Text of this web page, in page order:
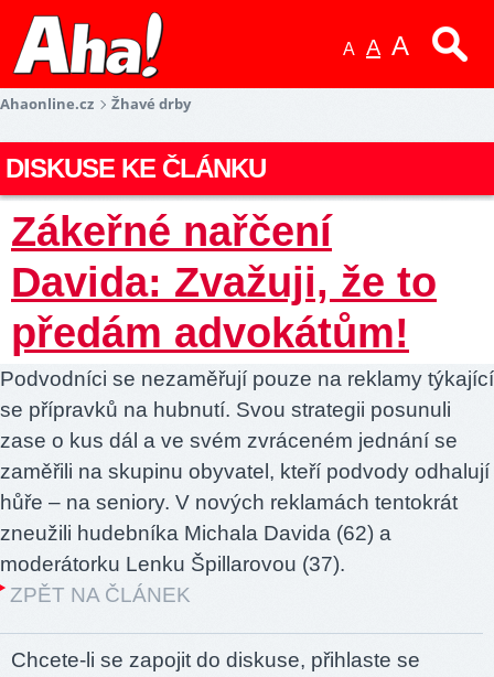
A A A
Ahaonline.cz Žhavé drby
DISKUSE KE ČLÁNKU
Zákeřné nařčení
Davida: Zvažuji, že to
předám advokátům!
Podvodníci se nezaměřují pouze na reklamy týkající
se přípravků na hubnutí. Svou strategii posunuli
zase o kus dál a ve svém zvráceném jednání se
zaměřili na skupinu obyvatel, kteří podvody odhalují
hůře – na seniory. V nových reklamách tentokrát
zneužili hudebníka Michala Davida (62) a
moderátorku Lenku Špillarovou (37).
ZPĚT NA ČLÁNEK
Chcete-li se zapojit do diskuse, přihlaste se